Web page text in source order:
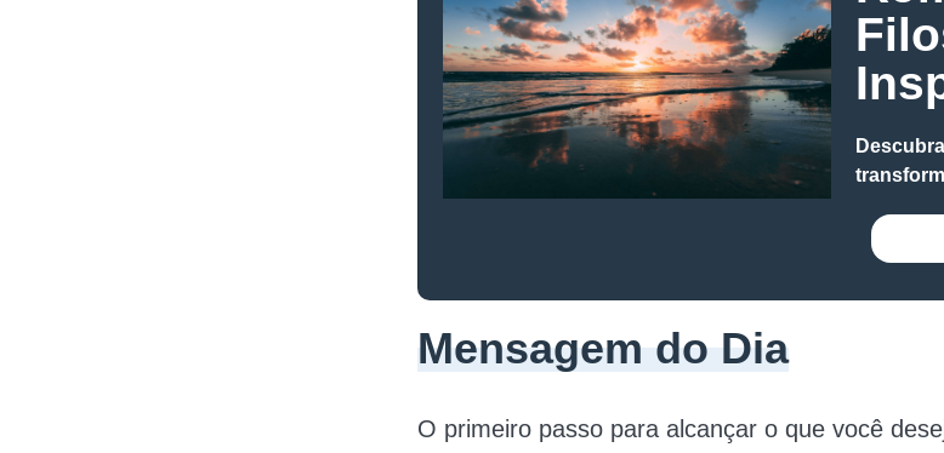
Mensagem do Dia
O primeiro passo para alcançar o que você